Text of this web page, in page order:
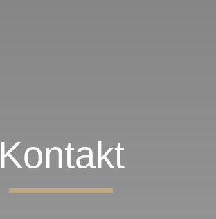
Kontakt